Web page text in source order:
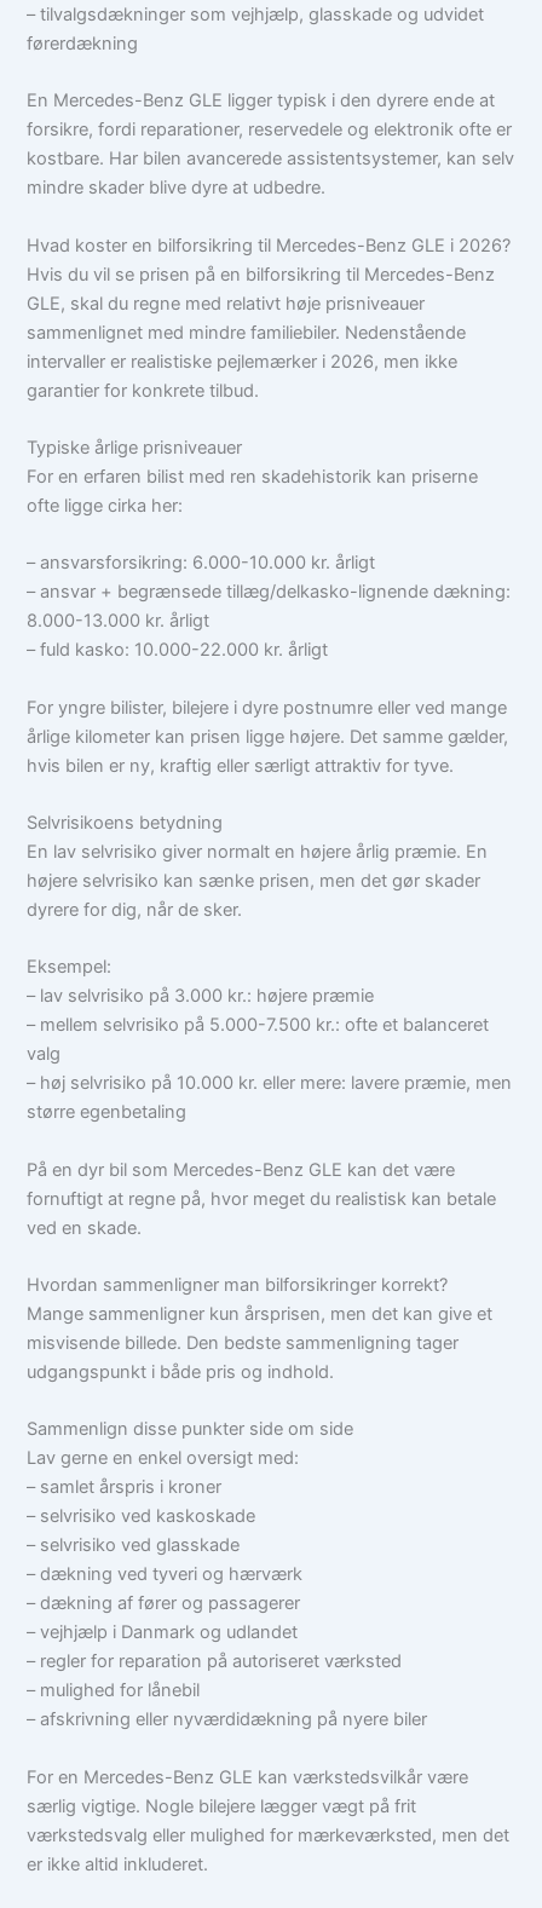
– tilvalgsdækninger som vejhjælp, glasskade og udvidet
førerdækning
En Mercedes-Benz GLE ligger typisk i den dyrere ende at
forsikre, fordi reparationer, reservedele og elektronik ofte er
kostbare. Har bilen avancerede assistentsystemer, kan selv
mindre skader blive dyre at udbedre.
Hvad koster en bilforsikring til Mercedes-Benz GLE i 2026?
Hvis du vil se prisen på en bilforsikring til Mercedes-Benz
GLE, skal du regne med relativt høje prisniveauer
sammenlignet med mindre familiebiler. Nedenstående
intervaller er realistiske pejlemærker i 2026, men ikke
garantier for konkrete tilbud.
Typiske årlige prisniveauer
For en erfaren bilist med ren skadehistorik kan priserne
ofte ligge cirka her:
– ansvarsforsikring: 6.000-10.000 kr. årligt
– ansvar + begrænsede tillæg/delkasko-lignende dækning:
8.000-13.000 kr. årligt
– fuld kasko: 10.000-22.000 kr. årligt
For yngre bilister, bilejere i dyre postnumre eller ved mange
årlige kilometer kan prisen ligge højere. Det samme gælder,
hvis bilen er ny, kraftig eller særligt attraktiv for tyve.
Selvrisikoens betydning
En lav selvrisiko giver normalt en højere årlig præmie. En
højere selvrisiko kan sænke prisen, men det gør skader
dyrere for dig, når de sker.
Eksempel:
– lav selvrisiko på 3.000 kr.: højere præmie
– mellem selvrisiko på 5.000-7.500 kr.: ofte et balanceret
valg
– høj selvrisiko på 10.000 kr. eller mere: lavere præmie, men
større egenbetaling
På en dyr bil som Mercedes-Benz GLE kan det være
fornuftigt at regne på, hvor meget du realistisk kan betale
ved en skade.
Hvordan sammenligner man bilforsikringer korrekt?
Mange sammenligner kun årsprisen, men det kan give et
misvisende billede. Den bedste sammenligning tager
udgangspunkt i både pris og indhold.
Sammenlign disse punkter side om side
Lav gerne en enkel oversigt med:
– samlet årspris i kroner
– selvrisiko ved kaskoskade
– selvrisiko ved glasskade
– dækning ved tyveri og hærværk
– dækning af fører og passagerer
– vejhjælp i Danmark og udlandet
– regler for reparation på autoriseret værksted
– mulighed for lånebil
– afskrivning eller nyværdidækning på nyere biler
For en Mercedes-Benz GLE kan værkstedsvilkår være
særlig vigtige. Nogle bilejere lægger vægt på frit
værkstedsvalg eller mulighed for mærkeværksted, men det
er ikke altid inkluderet.